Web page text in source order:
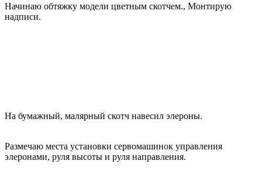
Начинаю обтяжку модели цветным скотчем., Монтирую
надписи.
На бумажный, малярный скотч навесил элероны.
Размечаю места установки сервомашинок управления
элеронами, руля высоты и руля направления.